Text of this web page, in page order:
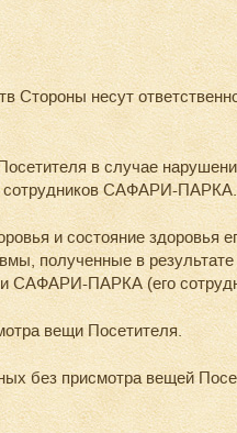
Стороны несут
в случае
сотрудников САФАРИ-ПАРКА.
и состояние
полученные в
САФАРИ-ПАРКА (его
вещи Посетителя.
без присмотра вещей